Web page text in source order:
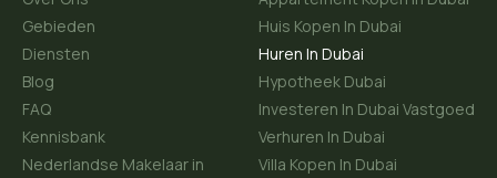
Gebieden
Diensten
Blog
FAQ
Kennisbank
Nederlandse Makelaar in
Huis Kopen In Dubai
Huren In Dubai
Hypotheek Dubai
Investeren In Dubai Vastgoed
Verhuren In Dubai
Villa Kopen In Dubai